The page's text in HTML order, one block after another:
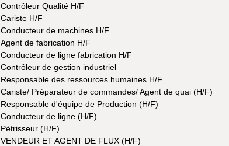
Contrôleur Qualité H/F
Cariste H/F
Conducteur de machines H/F
Agent de fabrication H/F
Conducteur de ligne fabrication H/F
Contrôleur de gestion industriel
Responsable des ressources humaines H/F
Cariste/ Préparateur de commandes/ Agent de quai (H/F)
Responsable d'équipe de Production (H/F)
Conducteur de ligne (H/F)
Pétrisseur (H/F)
VENDEUR ET AGENT DE FLUX (H/F)